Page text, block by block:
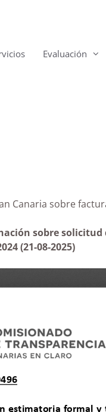
Evaluación
Canaria sobre
sobre
(21-08-2025)